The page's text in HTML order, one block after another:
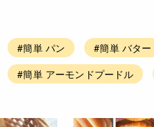
#簡単 パン #簡単 バター
#簡単 アーモンドプードル